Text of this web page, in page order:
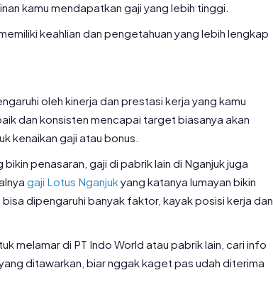
kamu mendapatkan gaji yang lebih tinggi.
keahlian dan pengetahuan yang lebih lengkap
oleh kinerja dan prestasi kerja yang kamu
dan konsisten mencapai target biasanya akan
kenaikan gaji atau bonus.
penasaran, gaji di pabrik lain di Nganjuk juga
gaji Lotus Nganjukyang katanya lumayan bikin
dipengaruhi banyak faktor, kayak posisi kerja dan
melamar di PT Indo World atau pabrik lain, cari info
ditawarkan, biar nggak kaget pas udah diterima